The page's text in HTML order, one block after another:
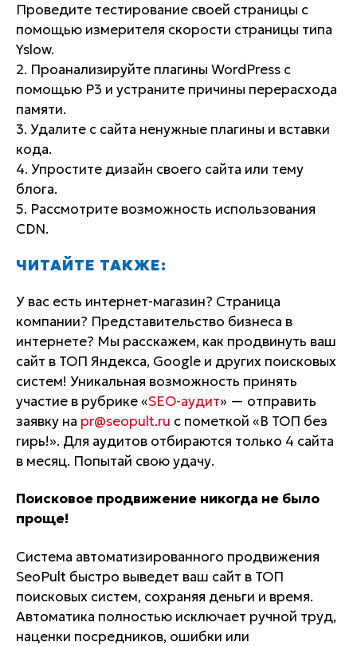
Проведите тестирование своей страницы с
помощью измерителя скорости страницы типа
Yslow.
2. Проанализируйте плагины WordPress с
помощью P3 и устраните причины перерасхода
памяти.
3. Удалите с сайта ненужные плагины и вставки
кода.
4. Упростите дизайн своего сайта или тему
блога.
5. Рассмотрите возможность использования
CDN.
ЧИТАЙТЕ ТАКЖЕ:
У вас есть интернет-магазин? Страница
компании? Представительство бизнеса в
интернете? Мы расскажем, как продвинуть ваш
сайт в ТОП Яндекса, Google и других поисковых
систем! Уникальная возможность принять
участие в рубрике «SEO-аудит» — отправить
заявку на pr@seopult.ru с пометкой «В ТОП без
гирь!». Для аудитов отбираются только 4 сайта
в месяц. Попытай свою удачу.
Поисковое продвижение никогда не было
проще!
Система автоматизированного продвижения
SeoPult быстро выведет ваш сайт в ТОП
поисковых систем, сохраняя деньги и время.
Автоматика полностью исключает ручной труд,
наценки посредников, ошибки или